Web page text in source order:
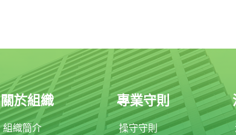
關於組織
組織簡介
專業守則
操守守則